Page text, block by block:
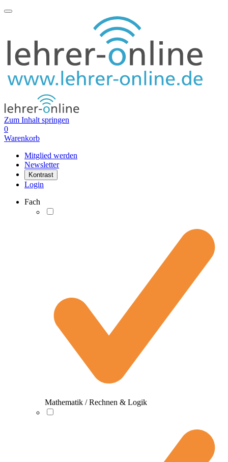
Zum Inhalt springen
0
Warenkorb
Mitglied werden
Newsletter
Kontrast
Login
Fach
Mathematik / Rechnen & Logik